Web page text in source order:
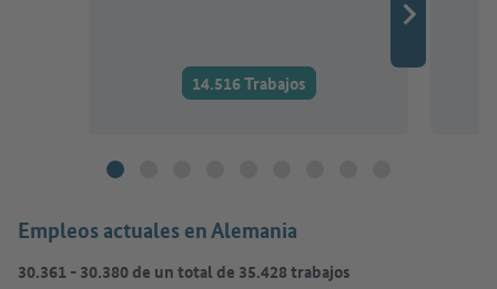
14.516 Trabajos
Empleos actuales en Alemania
30.361-30.380de un total de 35.428trabajos